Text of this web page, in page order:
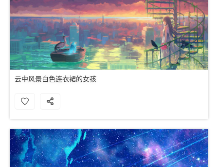
云中风景白色连衣裙的女孩